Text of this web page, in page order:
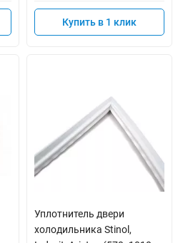
Купить в 1 клик
Уплотнитель двери
холодильника Stinol,